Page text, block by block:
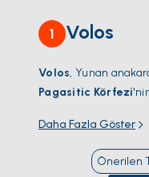
1 Volos
Volos, Yunan
Pagasitic Körfezi
kilometrelik kapalı bir
(Skiathos, Skopelos,
limanı ve Sporad'lar
Daha Fazla Göster
Önerilen